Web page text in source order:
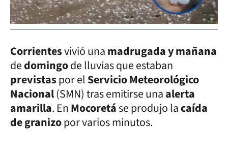
Corrientesvivió unamadrugada y mañana
dedomingode lluvias que estaban
previstaspor elServicio Meteorológico
Nacional(SMN) tras emitirse unaalerta
amarilla. EnMocoretáse produjo lacaída
de granizopor varios minutos.